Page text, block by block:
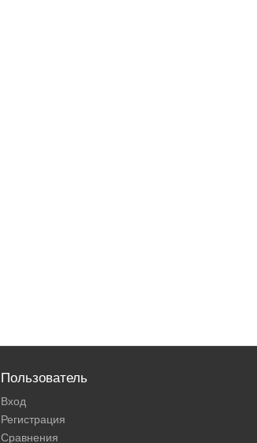
Пользователь
Вход
Регистрация
Сравнения